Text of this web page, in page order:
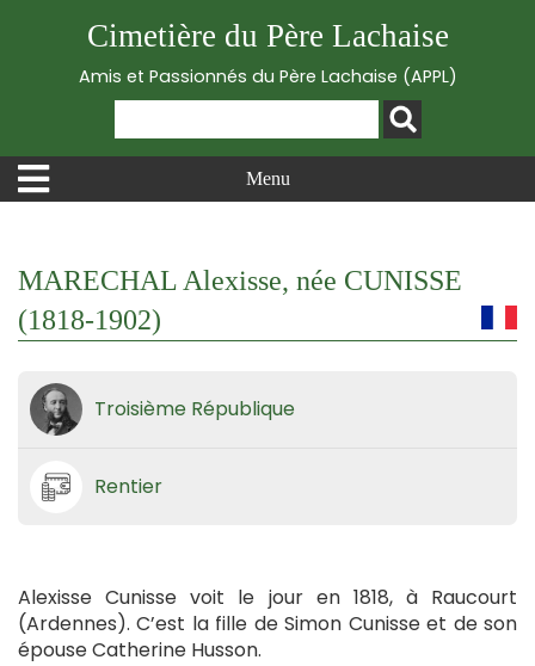
Cimetière du Père Lachaise
Amis et Passionnés du Père Lachaise (APPL)
Menu
MARECHAL Alexisse, née CUNISSE
(1818-1902)
Troisième République
Rentier
Alexisse Cunisse voit le jour en 1818, à Raucourt
(Ardennes). C’est la fille de Simon Cunisse et de son
épouse Catherine Husson.